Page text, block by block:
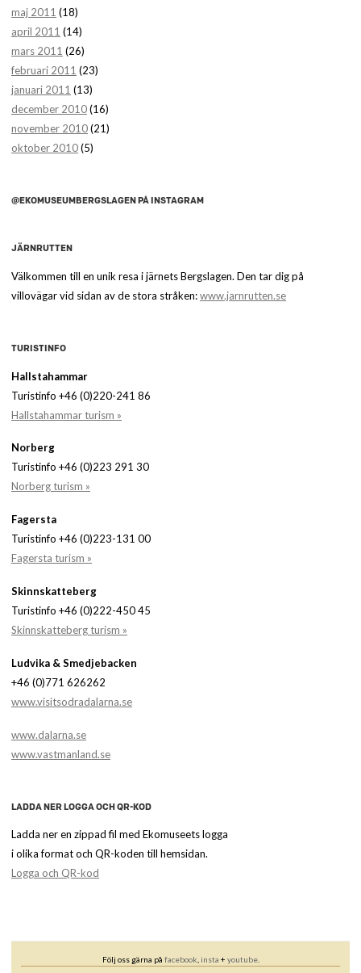
maj 2011 (18)
april 2011 (14)
mars 2011 (26)
februari 2011 (23)
januari 2011 (13)
december 2010(16)
november 2010(21)
oktober 2010(5)
@EKOMUSEUMBERGSLAGEN PÅ INSTAGRAM
JÄRNRUTTEN
Välkommen till en unik resa i järnets Bergslagen. Den tar dig på
villovägar vid sidan av de stora stråken:www.jarnrutten.se
TURISTINFO
Hallstahammar
Turistinfo +46 (0)220-241 86
Hallstahammar turism »
Norberg
Turistinfo +46 (0)223 291 30
Norberg turism »
Fagersta
Turistinfo +46 (0)223-131 00
Fagersta turism »
Skinnskatteberg
Turistinfo +46 (0)222-450 45
Skinnskatteberg turism »
Ludvika & Smedjebacken
+46 (0)771 626262
www.visitsodradalarna.se
www.dalarna.se
www.vastmanland.se
LADDA NER LOGGA OCH QR-KOD
Ladda ner en zippad fil med Ekomuseets logga
i olika format och QR-koden till hemsidan.
Logga och QR-kod
Följ oss gärna på facebook insta + youtube.